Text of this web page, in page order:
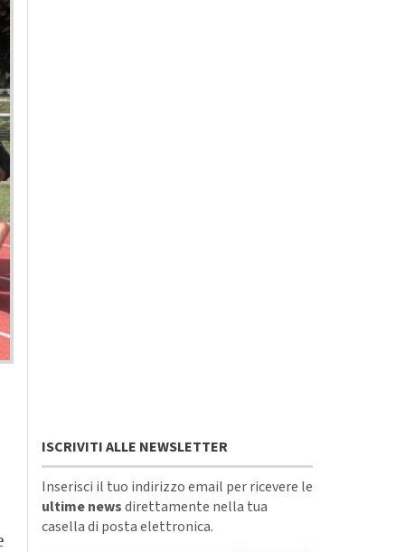
ISCRIVITI ALLE NEWSLETTER
Inserisci il tuo indirizzo email per ricevere le
ultime newsdirettamente nella tua
casella di posta elettronica.